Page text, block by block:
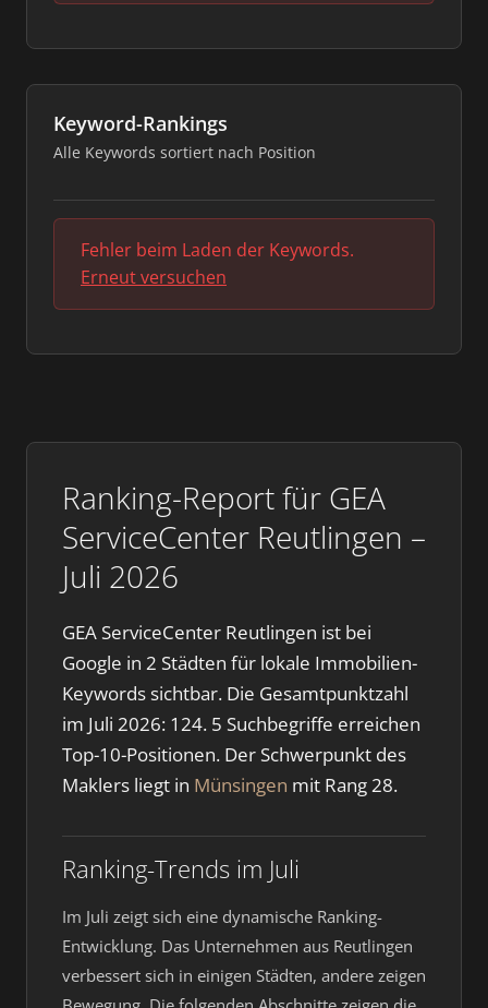
Ranking-Report für GEA
ServiceCenter Reutlingen –
Juli 2026
GEA ServiceCenter Reutlingen ist bei
Google in 2 Städten für lokale Immobilien-
Keywords sichtbar. Die Gesamtpunktzahl
im Juli 2026: 124. 5 Suchbegriffe erreichen
Top-10-Positionen. Der Schwerpunkt des
Maklers liegt in Münsingen mit Rang 28.
Ranking-Trends im Juli
Im Juli zeigt sich eine dynamische Ranking-
Entwicklung. Das Unternehmen aus Reutlingen
verbessert sich in einigen Städten, andere zeigen
Keyword-Rankings
Alle Keywords sortiert nach Position
Fehler beim Laden der Keywords.
Erneut versuchen